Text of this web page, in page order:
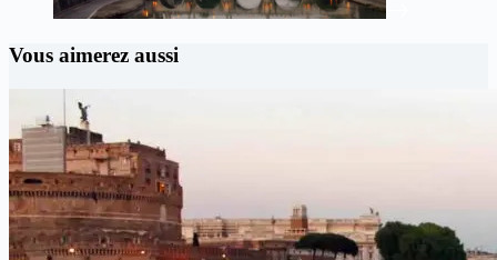
Vous aimerez aussi